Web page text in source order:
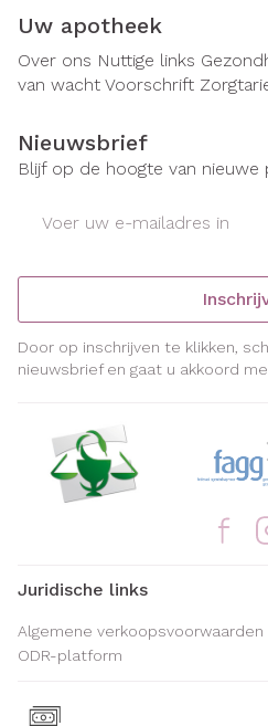
Uw apotheek
Over ons Nuttige links
van wacht Voorschrift
Nieuwsbrief
Blijf op de hoogte van
Door op inschrijven te klikken,
nieuwsbrief en gaat u akkoord
Juridische links
Algemene verkoopsvoorwaarden
ODR-platform